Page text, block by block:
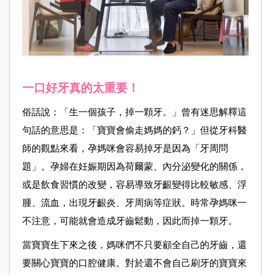
一口好牙真的太重要！
俗話說：「生一個孩子，掉一顆牙。」曾有迷思解釋這
句話的意思是：「寶寶會偷走媽媽的鈣？」但從牙科醫
師的觀點來看，孕媽咪會容易掉牙是因為「牙周問
題」。孕婦在妊娠期因為荷爾蒙、內分泌變化的關係，
或是飲食習慣的改變，容易導致牙齦變得比較敏感、浮
腫、流血，出現牙齦炎、牙周病等症狀。時常孕媽咪一
不注意，可能就會造成牙齒鬆動，因此而掉一顆牙。
當寶寶生下來之後，媽咪們不只要顧全自己的牙齒，還
要關心寶寶的口腔健康。對於還不會自己刷牙的寶寶來